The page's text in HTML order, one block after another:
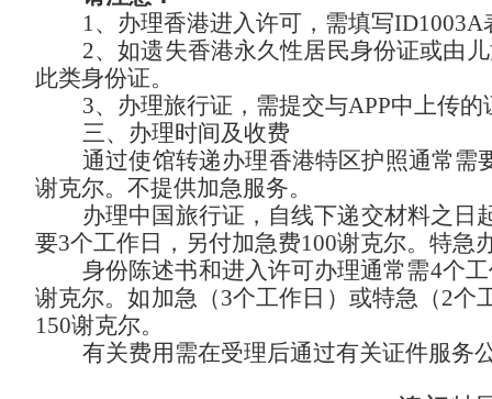
1、办理香港进入许可，需填写
2、如遗失香港永久性居民身份证或由
此类身份证。
3、办理旅行证，需提交与APP中上传
三、办理时间及收费
通过使馆转递办理香港特区护照通常需
谢克尔。不提供加急服务。
办理中国旅行证，自线下递交材料之日
要3个工作日，另付加急费100谢克尔。特急
身份陈述书和进入许可办理通常需4个
谢克尔。如加急（3个工作日）或特急（2个
150谢克尔。
有关费用需在受理后通过有关证件服务